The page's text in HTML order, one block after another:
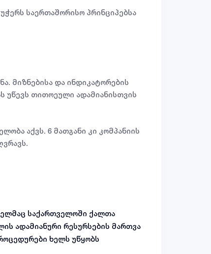
საერთაშორისო პრინციპებსა
მიზნებისა და ინდიკატორების
უწევს თითოეული ადამიანისთვის
აქვს. 6 მათგანი კი კომპანიის
საქართველოში ქალთა
ადამიანური რესურსების მართვა
ხელს უწყობს